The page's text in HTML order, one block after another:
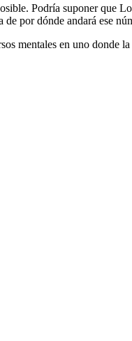
Podría suponer que
por dónde andará ese
mentales en uno